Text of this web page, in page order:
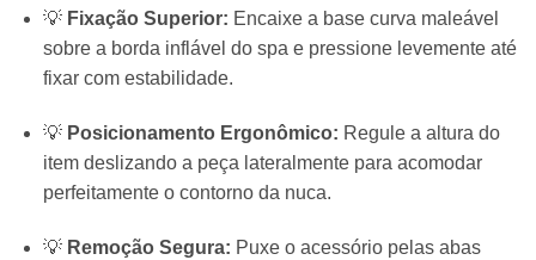
💡 Fixação Superior: Encaixe a base curva maleável
sobre a borda inflável do spa e pressione levemente até
fixar com estabilidade.
💡 Posicionamento Ergonômico: Regule a altura do
item deslizando a peça lateralmente para acomodar
perfeitamente o contorno da nuca.
💡 Remoção Segura: Puxe o acessório pelas abas